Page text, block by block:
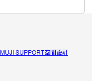
しなかった自分が悪
加パーツの見方、も
す。
MUJI SUPPORT空間設計